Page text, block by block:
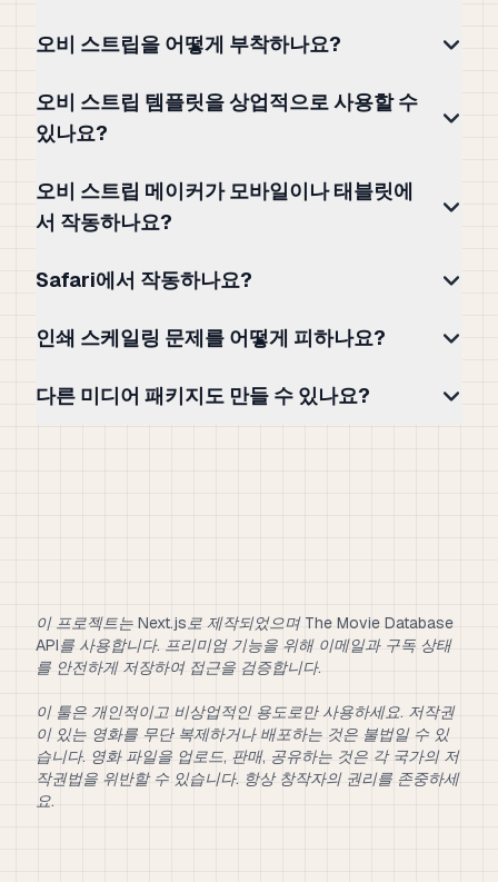
오비 스트립을 어떻게 부착하나요?
오비 스트립 템플릿을 상업적으로 사용할 수
있나요?
오비 스트립 메이커가 모바일이나 태블릿에
서 작동하나요?
Safari에서 작동하나요?
인쇄 스케일링 문제를 어떻게 피하나요?
다른 미디어 패키지도 만들 수 있나요?
이 프로젝트는 Next.js로 제작되었으며 The Movie Database
API를 사용합니다. 프리미엄 기능을 위해 이메일과 구독 상태
를 안전하게 저장하여 접근을 검증합니다.
이 툴은 개인적이고 비상업적인 용도로만 사용하세요. 저작권
이 있는 영화를 무단 복제하거나 배포하는 것은 불법일 수 있
습니다. 영화 파일을 업로드, 판매, 공유하는 것은 각 국가의 저
작권법을 위반할 수 있습니다. 항상 창작자의 권리를 존중하세
요.